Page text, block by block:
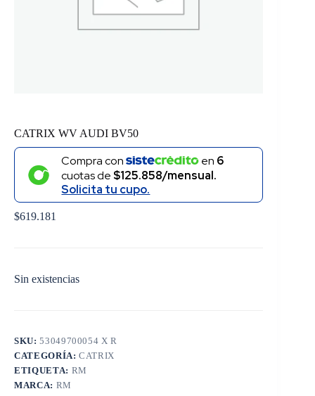
CATRIX WV AUDI BV50
Compra con en 6
cuotas de $125.858/mensual.
Solicita tu cupo.
$619.181
Sin existencias
SKU:53049700054 X R
CATEGORÍA:CATRIX
ETIQUETA: RM
MARCA: RM